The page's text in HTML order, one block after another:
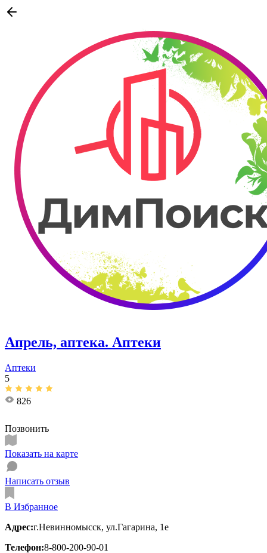
Апрель, аптека. Аптеки
Аптеки
5
826
Позвонить
Показать на карте
Написать отзыв
В Избранное
Адрес:г.Невинномысск, ул.Гагарина, 1е
Телефон:8-800-200-90-01